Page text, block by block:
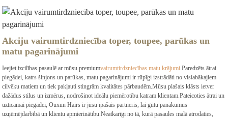
Akciju vairumtirdzniecība toper, toupee, parūkas un
matu pagarinājumi
Ieejiet izcilības pasaulē ar mūsu premiumvairumtirdzniecības matu krājumi.Paredzēts ātrai
piegādei, katrs šinjons un parūkas, matu pagarinājumi ir rūpīgi izstrādāti no vislabākajiem
cilvēku matiem un tiek pakļauti stingrām kvalitātes pārbaudēm.Mūsu plašais klāsts ietver
dažādus stilus un izmērus, nodrošinot ideālu piemērotību katram klientam.Pateicoties ātrai un
uzticamai piegādei, Ouxun Hairs ir jūsu īpašais partneris, lai gūtu panākumus
uzņēmējdarbībā un klientu apmierinātību.Neatkarīgi no tā, kurā pasaules malā atrodaties,